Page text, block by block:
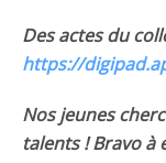
Des actes du
https://
Nos jeunes
talents ! Bravo à